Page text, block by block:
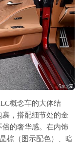
概念车的大体结
，搭配细节处的金
的奢华感。在内饰
棕（图示配色）、暗